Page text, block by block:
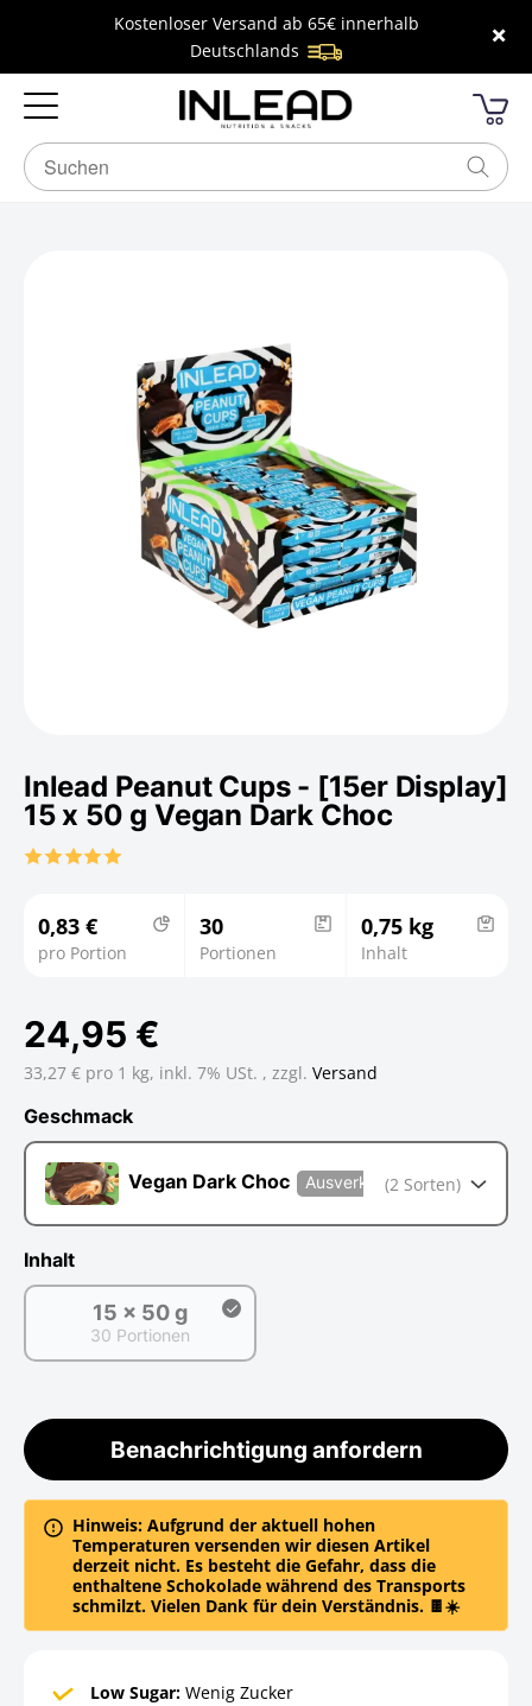
Kostenloser Versand ab 65€ innerhalb
Deutschlands
×
Inlead Peanut Cups - [15er Display]
15 x 50 g Vegan Dark Choc
0,83 €
pro Portion
30
Portionen
0,75 kg
Inhalt
24,95 €
33,27 € pro 1 kg, inkl. 7% USt. , zzgl. Versand
Geschmack
(2 Sorten)
Geschmack
Vegan Dark Choc Ausverkauft
Inhalt
15 x 50 g
30 Portionen
15 x 50 g
Benachrichtigung anfordern
Hinweis: Aufgrund der aktuell hohen
Temperaturen versenden wir diesen Artikel
derzeit nicht. Es besteht die Gefahr, dass die
enthaltene Schokolade während des Transports
schmilzt. Vielen Dank für dein Verständnis. 🍫☀️
Low Sugar: Wenig Zucker